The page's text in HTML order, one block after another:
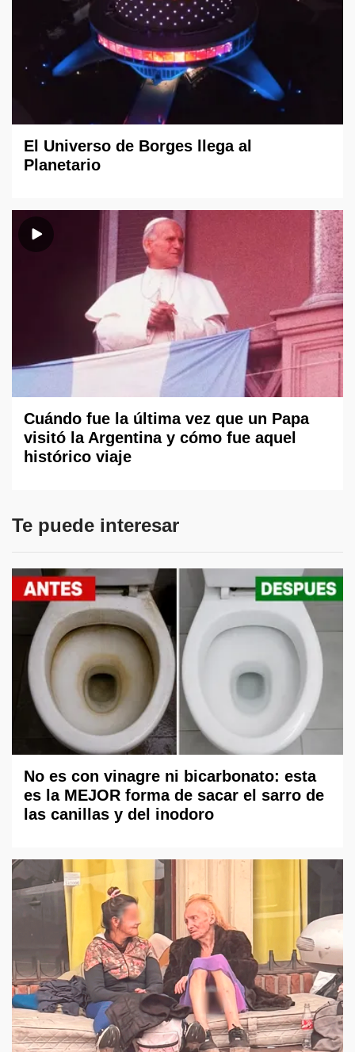
El Universo de Borges llega al
Planetario
Cuándo fue la última vez que un Papa
visitó la Argentina y cómo fue aquel
histórico viaje
Te puede interesar
No es con vinagre ni bicarbonato: esta
es la MEJOR forma de sacar el sarro de
las canillas y del inodoro